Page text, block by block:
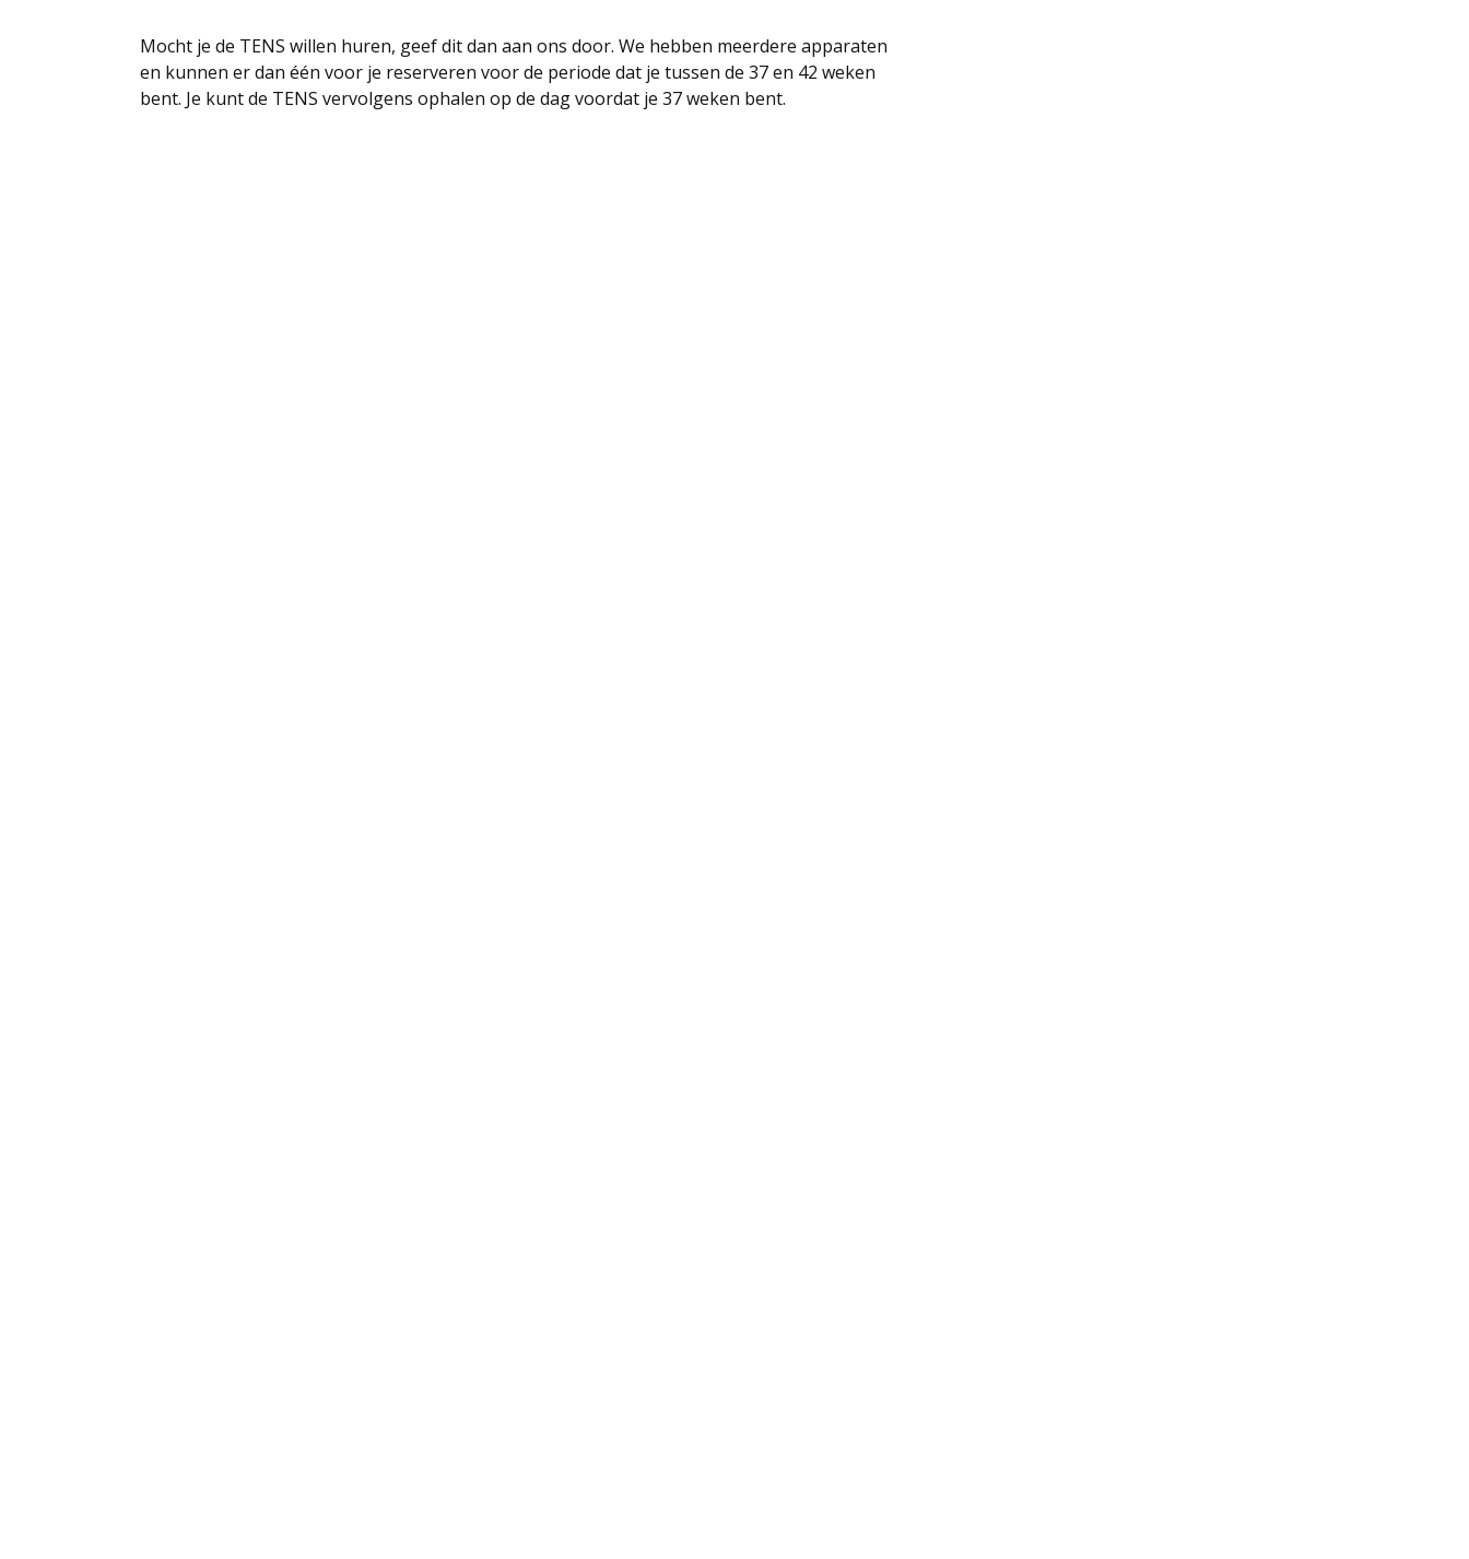
Mocht je de TENS willen huren, geef dit dan aan ons door. We hebben meerdere apparaten
en kunnen er dan één voor je reserveren voor de periode dat je tussen de 37 en 42 weken
bent. Je kunt de TENS vervolgens ophalen op de dag voordat je 37 weken bent.